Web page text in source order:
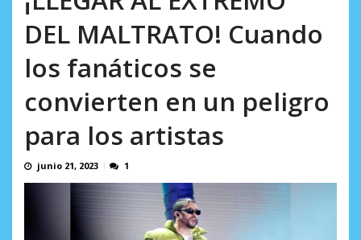
DEL MALTRATO! Cuando
los fanáticos se
convierten en un peligro
para los artistas
junio 21, 2023 1